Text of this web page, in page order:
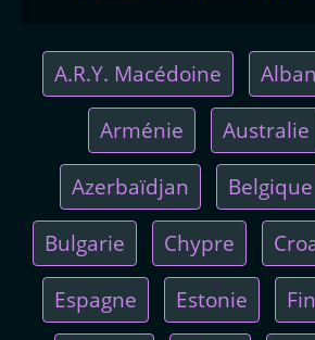
A.R.Y. Macédoine
Arménie Australie
Azerbaïdjan Belgique
Bulgarie Chypre
Espagne Estonie